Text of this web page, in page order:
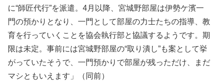
に“師匠代行”を派遣。4月以降、宮城野部屋は伊勢ケ濱一
門の預かりとなり、一門として部屋の力士たちの指導、教
育を行っていくことを協会執行部と協議するようです。期
限は未定。事前には宮城野部屋の“取り潰し”も案として挙
がっていたそうで、一門預かりで部屋が残っただけ、まだ
マシともいえます」（同前）